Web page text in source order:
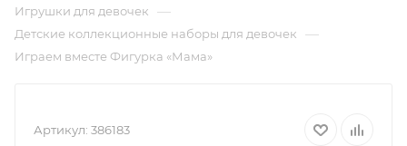
Игрушки для девочек —
Детские коллекционные наборы для девочек —
Играем вместе Фигурка «Мама»
Артикул: 386183